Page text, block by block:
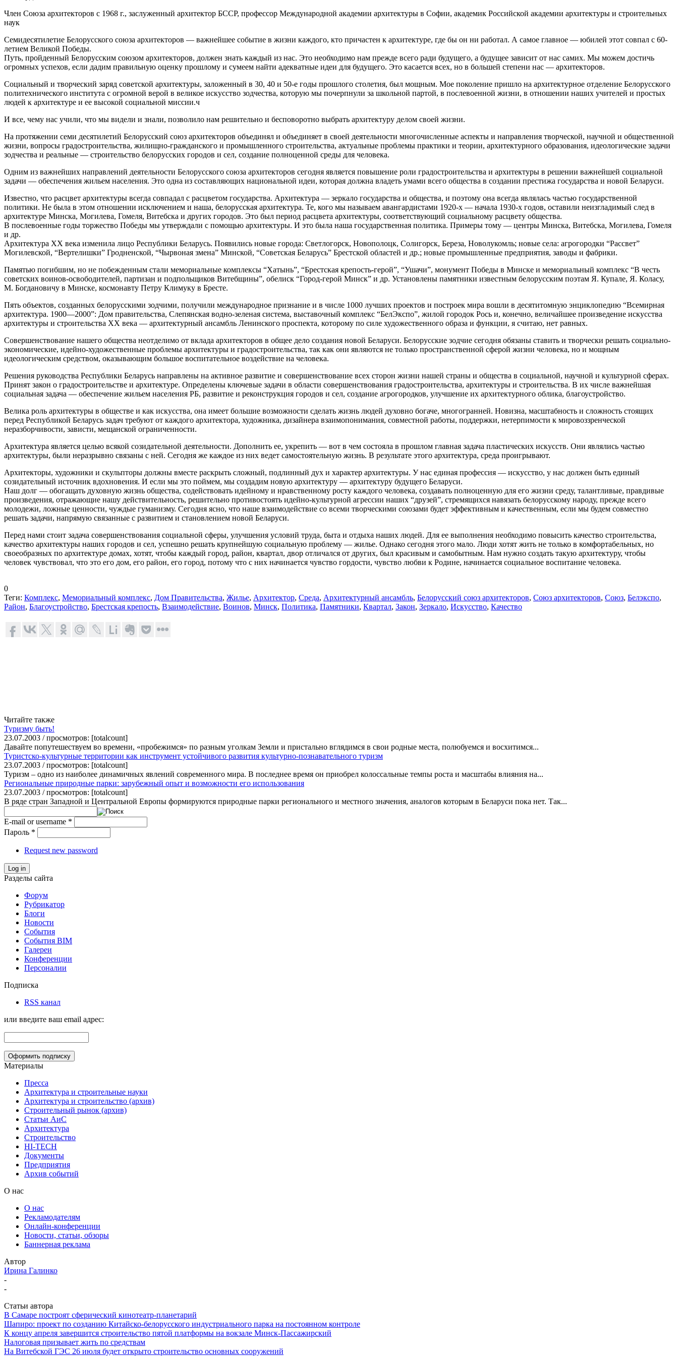
Член Союза архитекторов с 1968 г., заслуженный архитектор БССР, профессор Международной академии архитектуры в Софии, академик Российской академии архитектуры и строительных
наук
Семидесятилетие Белорусского союза архитекторов — важнейшее событие в жизни каждого, кто причастен к архитектуре, где бы он ни работал. А самое главное — юбилей этот совпал с 60-
летием Великой Победы.
Путь, пройденный Белорусским союзом архитекторов, должен знать каждый из нас. Это необходимо нам прежде всего ради будущего, а будущее зависит от нас самих. Мы можем достичь
огромных успехов, если дадим правильную оценку прошлому и сумеем найти адекватные идеи для будущего. Это касается всех, но в большей степени нас — архитекторов.
Социальный и творческий заряд советской архитектуры, заложенный в 30, 40 и 50-е годы прошлого столетия, был мощным. Мое поколение пришло на архитектурное отделение Белорусского
политехнического института с огромной верой в великое искусство зодчества, которую мы почерпнули за школьной партой, в послевоенной жизни, в отношении наших учителей и простых
людей к архитектуре и ее высокой социальной миссии.ч
И все, чему нас учили, что мы видели и знали, позволило нам решительно и бесповоротно выбрать архитектуру делом своей жизни.
На протяжении семи десятилетий Белорусский союз архитекторов объединял и объединяет в своей деятельности многочисленные аспекты и направления творческой, научной и общественной
жизни, вопросы градостроительства, жилищно-гражданского и промышленного строительства, актуальные проблемы практики и теории, архитектурного образования, идеологические задачи
зодчества и реальные — строительство белорусских городов и сел, создание полноценной среды для человека.
Одним из важнейших направлений деятельности Белорусского союза архитекторов сегодня является повышение роли градостроительства и архитектуры в решении важнейшей социальной
задачи — обеспечения жильем населения. Это одна из составляющих национальной идеи, которая должна владеть умами всего общества в создании престижа государства и новой Беларуси.
Известно, что расцвет архитектуры всегда совпадал с расцветом государства. Архитектура — зеркало государства и общества, и поэтому она всегда являлась частью государственной
политики. Не была в этом отношении исключением и наша, белорусская архитектура. Те, кого мы называем авангардистами 1920-х — начала 1930-х годов, оставили неизгладимый след в
архитектуре Минска, Могилева, Гомеля, Витебска и других городов. Это был период расцвета архитектуры, соответствующий социальному расцвету общества.
В послевоенные годы торжество Победы мы утверждали с помощью архитектуры. И это была наша государственная политика. Примеры тому — центры Минска, Витебска, Могилева, Гомеля
и др.
Архитектура XX века изменила лицо Республики Беларусь. Появились новые города: Светлогорск, Новополоцк, Солигорск, Береза, Новолукомль; новые села: агрогородки “Рассвет”
Могилевской, “Вертелишки” Гродненской, “Чырвоная змена” Минской, “Советская Беларусь” Брестской областей и др.; новые промышленные предприятия, заводы и фабрики.
Памятью погибшим, но не побежденным стали мемориальные комплексы “Хатынь”, “Брестская крепость-герой”, “Ушачи”, монумент Победы в Минске и мемориальный комплекс “В честь
советских воинов-освободителей, партизан и подпольщиков Витебщины”, обелиск “Город-герой Минск” и др. Установлены памятники известным белорусским поэтам Я. Купале, Я. Коласу,
М. Богдановичу в Минске, космонавту Петру Климуку в Бресте.
Пять объектов, созданных белорусскими зодчими, получили международное признание и в числе 1000 лучших проектов и построек мира вошли в десятитомную энциклопедию “Всемирная
архитектура. 1900—2000”: Дом правительства, Слепянская водно-зеленая система, выставочный комплекс “БелЭкспо”, жилой городок Рось и, конечно, величайшее произведение искусства
архитектуры и строительства XX века — архитектурный ансамбль Ленинского проспекта, которому по силе художественного образа и функции, я считаю, нет равных.
Совершенствование нашего общества неотделимо от вклада архитекторов в общее дело создания новой Беларуси. Белорусские зодчие сегодня обязаны ставить и творчески решать социально-
экономические, идейно-художественные проблемы архитектуры и градостроительства, так как они являются не только пространственной сферой жизни человека, но и мощным
идеологическим средством, оказывающим большое воспитательное воздействие на человека.
Решения руководства Республики Беларусь направлены на активное развитие и совершенствование всех сторон жизни нашей страны и общества в социальной, научной и культурной сферах.
Принят закон о градостроительстве и архитектуре. Определены ключевые задачи в области совершенствования градостроительства, архитектуры и строительства. В их числе важнейшая
социальная задача — обеспечение жильем населения РБ, развитие и реконструкция городов и сел, создание агрогородков, улучшение их архитектурного облика, благоустройство.
Велика роль архитектуры в обществе и как искусства, она имеет большие возможности сделать жизнь людей духовно богаче, многогранней. Новизна, масштабность и сложность стоящих
перед Республикой Беларусь задач требуют от каждого архитектора, художника, дизайнера взаимопонимания, совместной работы, поддержки, нетерпимости к мировоззренческой
неразборчивости, зависти, мещанской ограниченности.
Архитектура является целью всякой созидательной деятельности. Дополнить ее, укрепить — вот в чем состояла в прошлом главная задача пластических искусств. Они являлись частью
архитектуры, были неразрывно связаны с ней. Сегодня же каждое из них ведет самостоятельную жизнь. В результате этого архитектура, среда проигрывают.
Архитекторы, художники и скульпторы должны вместе раскрыть сложный, подлинный дух и характер архитектуры. У нас единая профессия — искусство, у нас должен быть единый
созидательный источник вдохновения. И если мы это поймем, мы создадим новую архитектуру — архитектуру будущего Беларуси.
Наш долг — обогащать духовную жизнь общества, содействовать идейному и нравственному росту каждого человека, создавать полноценную для его жизни среду, талантливые, правдивые
произведения, отражающие нашу действительность, решительно противостоять идейно-культурной агрессии наших “друзей”, стремящихся навязать белорусскому народу, прежде всего
молодежи, ложные ценности, чуждые гуманизму. Сегодня ясно, что наше взаимодействие со всеми творческими союзами будет эффективным и качественным, если мы будем совместно
решать задачи, напрямую связанные с развитием и становлением новой Беларуси.
Перед нами стоит задача совершенствования социальной сферы, улучшения условий труда, быта и отдыха наших людей. Для ее выполнения необходимо повысить качество строительства,
качество архитектуры наших городов и сел, успешно решать крупнейшую социальную проблему — жилье. Однако сегодня этого мало. Люди хотят жить не только в комфортабельных, но
своеобразных по архитектуре домах, хотят, чтобы каждый город, район, квартал, двор отличался от других, был красивым и самобытным. Нам нужно создать такую архитектуру, чтобы
человек чувствовал, что это его дом, его район, его город, потому что с них начинается чувство гордости, чувство любви к Родине, начинается социальное воспитание человека.
0
Теги: Комплекс, Мемориальный комплекс, Дом Правительства, Жилье, Архитектор, Среда, Архитектурный ансамбль, Белорусский союз архитекторов, Союз архитекторов, Союз, Белэкспо,
Район, Благоустройство, Брестская крепость, Взаимодействие, Воинов, Минск, Политика, Памятники, Квартал, Закон, Зеркало, Искусство, Качество
Читайте также
Туризму быть!
23.07.2003 / просмотров: [totalcount]
Давайте попутешествуем во времени, «пробежимся» по разным уголкам Земли и пристально вглядимся в свои родные места, полюбуемся и восхитимся...
Туристско-культурные территории как инструмент устойчивого развития культурно-познавательного туризм
23.07.2003 / просмотров: [totalcount]
Туризм – одно из наиболее динамичных явлений современного мира. В последнее время он приобрел колоссальные темпы роста и масштабы влияния на...
Региональные природные парки: зарубежный опыт и возможности его использования
23.07.2003 / просмотров: [totalcount]
В ряде стран Западной и Центральной Европы формируются природные парки регионального и местного значения, аналогов которым в Беларуси пока нет. Так...
E-mail or username *
Пароль *
Request new password
Log in
Разделы сайта
Форум
Рубрикатор
Блоги
Новости
События
События BIM
Галереи
Конференции
Персоналии
Подписка
RSS канал
или введите ваш email адрес:
Материалы
Пресса
Архитектура и строительные науки
Архитектура и строительство (архив)
Строительный рынок (архив)
Статьи АиС
Архитектура
Строительство
HI-TECH
Документы
Предприятия
Архив событий
О нас
О нас
Рекламодателям
Онлайн-конференции
Новости, статьи, обзоры
Баннерная реклама
Автор
Ирина Галинко
-
-
Статьи автора
В Самаре построят сферический кинотеатр-планетарий
Шапиро: проект по созданию Китайско-белорусского индустриального парка на постоянном контроле
К концу апреля завершится строительство пятой платформы на вокзале Минск-Пассажирский
Налоговая призывает жить по средствам
На Витебской ГЭС 26 июля будет открыто строительство основных сооружений